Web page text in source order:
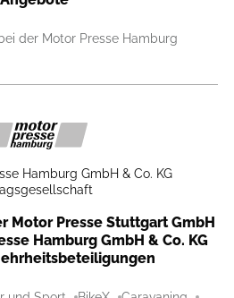
der Motor Presse Hamburg
Hamburg GmbH & Co. KG
Motor Presse Stuttgart GmbH
Hamburg GmbH & Co. KG